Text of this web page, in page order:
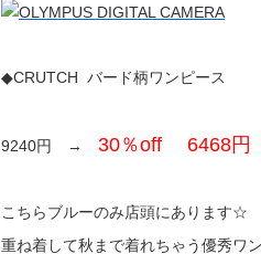
◆CRUTCH バード柄ワンピース
9240円 → 30％off 6468円
こちらブルーのみ店頭にあります☆
重ね着して秋まで着れちゃう優秀ワ